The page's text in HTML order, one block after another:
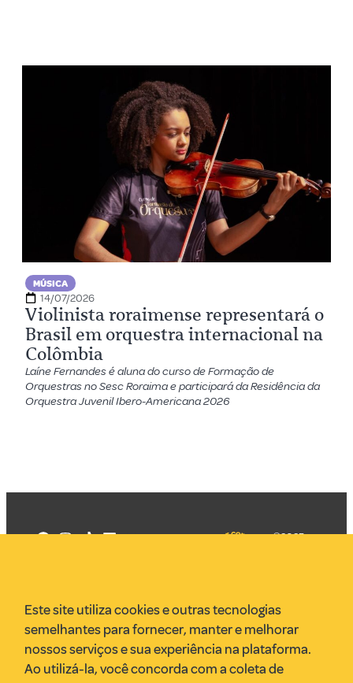
MÚSICA
14/07/2026
Violinista roraimense representará o
Brasil em orquestra internacional na
Colômbia
Laíne Fernandes é aluna do curso de Formação de
Orquestras no Sesc Roraima e participará da Residência da
Orquestra Juvenil Ibero-Americana 2026
VR Assessoria
Parcerias
Envie uma pauta
©2025
Este site utiliza cookies e outras tecnologias
semelhantes para fornecer, manter e melhorar
nossos serviços e sua experiência na plataforma.
Ao utilizá-la, você concorda com a coleta de